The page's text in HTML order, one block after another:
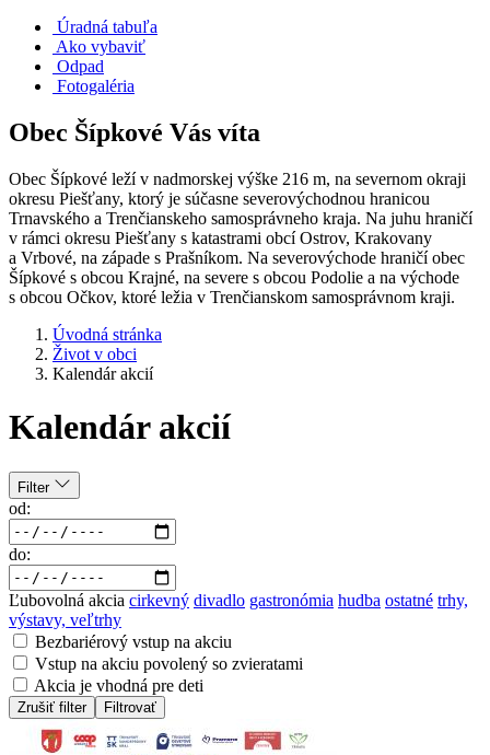
Úradná tabuľa
Ako vybaviť
Odpad
Fotogaléria
Obec Šípkové Vás víta
Obec Šípkové leží v nadmorskej výške 216 m, na severnom okraji
okresu Piešťany, ktorý je súčasne severovýchodnou hranicou
Trnavského a Trenčianskeho samosprávneho kraja. Na juhu hraničí
v rámci okresu Piešťany s katastrami obcí Ostrov, Krakovany
a Vrbové, na západe s Prašníkom. Na severovýchode hraničí obec
Šípkové s obcou Krajné, na severe s obcou Podolie a na východe
s obcou Očkov, ktoré ležia v Trenčianskom samosprávnom kraji.
Úvodná stránka
Život v obci
Kalendár akcií
Kalendár akcií
Filter
od:
do:
Ľubovolná akcia cirkevný divadlo gastronómia hudba ostatné trhy,
výstavy, veľtrhy
Bezbariérový vstup na akciu
Vstup na akciu povolený so zvieratami
Akcia je vhodná pre deti
Zrušiť filter Filtrovať